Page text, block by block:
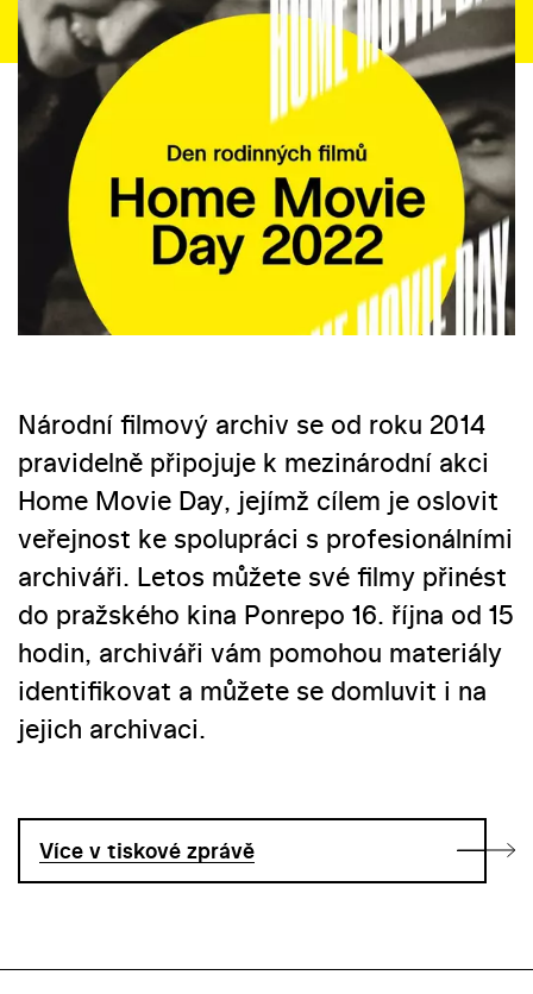
Národní filmový archiv se od roku 2014
pravidelně připojuje k mezinárodní akci
Home Movie Day, jejímž cílem je oslovit
veřejnost ke spolupráci s profesionálními
archiváři. Letos můžete své filmy přinést
do pražského kina Ponrepo 16. října od 15
hodin, archiváři vám pomohou materiály
identifikovat a můžete se domluvit i na
jejich archivaci.
Více v tiskové zprávě